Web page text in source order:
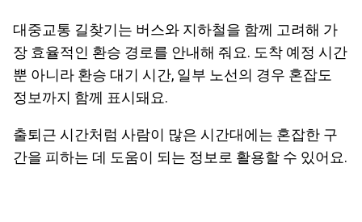
대중교통 길찾기는 버스와 지하철을 함께 고려해 가
장 효율적인 환승 경로를 안내해 줘요. 도착 예정 시간
뿐 아니라 환승 대기 시간, 일부 노선의 경우 혼잡도
정보까지 함께 표시돼요.
출퇴근 시간처럼 사람이 많은 시간대에는 혼잡한 구
간을 피하는 데 도움이 되는 정보로 활용할 수 있어요.